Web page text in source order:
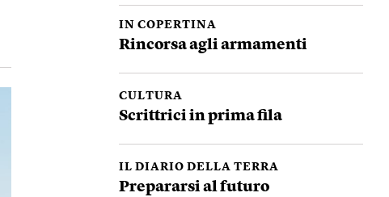
IN COPERTINA
Rincorsa agli armamenti
CULTURA
Scrittrici in prima fila
IL DIARIO DELLA TERRA
Prepararsi al futuro